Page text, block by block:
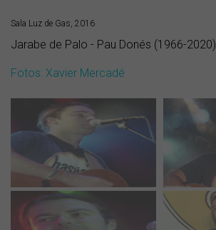
Sala Luz de Gas, 2016
Jarabe de Palo - Pau Donés (1966-2020)
Fotos: Xavier Mercadé